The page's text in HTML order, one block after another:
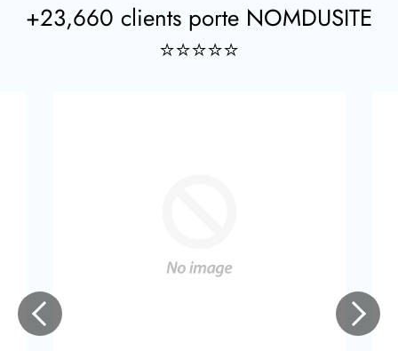
+23,660 clients porte NOMDUSITE
⭐⭐⭐⭐⭐
Previous Next